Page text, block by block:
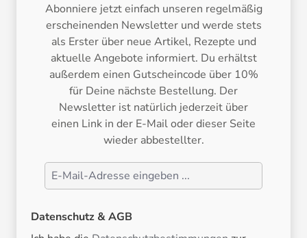
Abonniere jetzt einfach unseren regelmäßig
erscheinenden Newsletter und werde stets
als Erster über neue Artikel, Rezepte und
aktuelle Angebote informiert. Du erhältst
außerdem einen Gutscheincode über 10%
für Deine nächste Bestellung. Der
Newsletter ist natürlich jederzeit über
einen Link in der E-Mail oder dieser Seite
wieder abbestellter.
Datenschutz & AGB